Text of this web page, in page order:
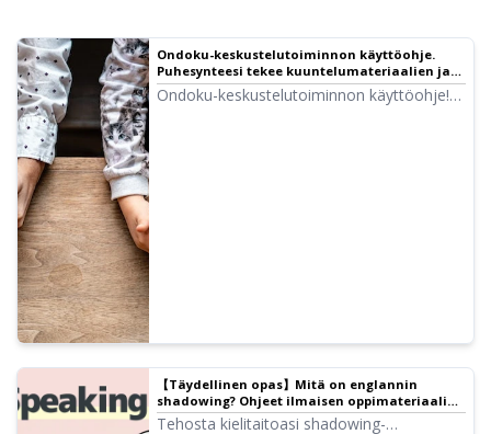
Ondoku-keskustelutoiminnon käyttöohje.
Puhesynteesi tekee kuuntelumateriaalien ja
pitkien tekstien luomisesta helpompaa! |
Tekstistä puheeksi -ohjelmisto Ondoku
Ondoku-keskustelutoiminnon käyttöohje!
【Täydellinen opas】Mitä on englannin
shadowing? Ohjeet ilmaisen oppimateriaalin
tekemiseen! | Tekstistä puheeksi -ohjelmisto
Tehosta kielitaitoasi shadowing-